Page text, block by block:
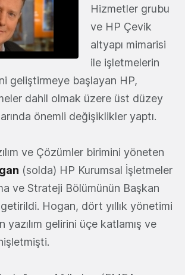
Hizmetler grubu
ve HP Çevik
altyapı mimarisi
ile işletmelerin
geliştirmeye başlayan HP,
dahil olmak üzere üst düzey
önemli değişiklikler yaptı.
ve Çözümler birimini yöneten
(solda) HP Kurumsal İşletmeler
ve Strateji Bölümünün Başkan
getirildi. Hogan, dört yıllık yönetimi
yazılım gelirini üçe katlamış ve